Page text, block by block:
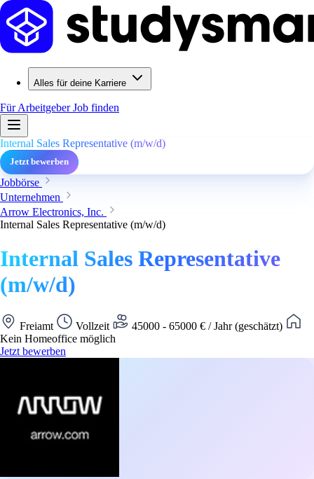
Alles für deine Karriere
Für ArbeitgeberJob finden
Internal Sales Representative (m/w/d)
Jetzt bewerben
Jobbörse
Unternehmen
Arrow Electronics, Inc.
Internal Sales Representative (m/w/d)
Internal Sales Representative
(m/w/d)
Freiamt Vollzeit
45000 - 65000 € / Jahr (geschätzt)
Kein Homeoffice möglich
Jetzt bewerben